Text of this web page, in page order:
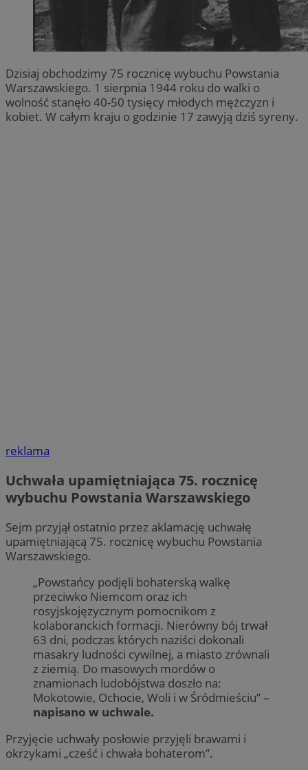
Dzisiaj obchodzimy 75 rocznicę wybuchu Powstania
Warszawskiego. 1 sierpnia 1944 roku do walki o
wolność stanęło 40-50 tysięcy młodych mężczyzn i
kobiet. W całym kraju o godzinie 17 zawyją dziś syreny.
reklama
Uchwała upamiętniająca 75. rocznicę
wybuchu Powstania Warszawskiego
Sejm przyjął ostatnio przez aklamację uchwałę
upamiętniającą 75. rocznicę wybuchu Powstania
Warszawskiego.
„Powstańcy podjęli bohaterską walkę
przeciwko Niemcom oraz ich
rosyjskojęzycznym pomocnikom z
kolaboranckich formacji. Nierówny bój trwał
63 dni, podczas których naziści dokonali
masakry ludności cywilnej, a miasto zrównali
z ziemią. Do masowych mordów o
znamionach ludobójstwa doszło na:
Mokotowie, Ochocie, Woli i w Śródmieściu” –
napisano w uchwale.
Przyjęcie uchwały posłowie przyjęli brawami i
okrzykami „cześć i chwała bohaterom”.